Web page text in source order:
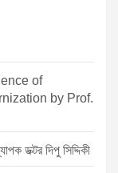
of
by Prof.
ডক্টর দিপু সিদ্দিকী